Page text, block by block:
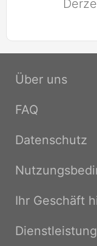
Über uns
FAQ
Datenschutz
Ihr Geschäft